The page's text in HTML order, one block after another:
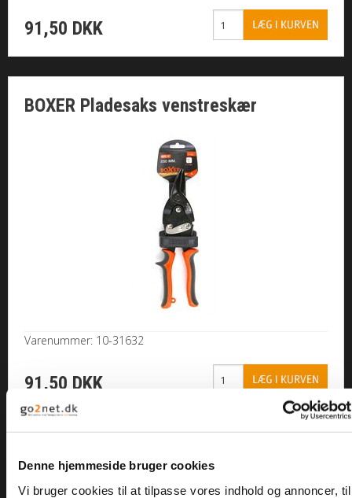
Denne hjemmeside bruger cookies
Vi bruger cookies til at tilpasse vores indhold og annoncer, til
HANDELSBETINGELSER
OM BOLTELAGERET
KONTAKT
91,50 DKK
BOXER Pladesaks venstreskær
Varenummer: 10-31632
91,50 DKK
Boxer® kompakt boltsaks med fjeder
200 mm.